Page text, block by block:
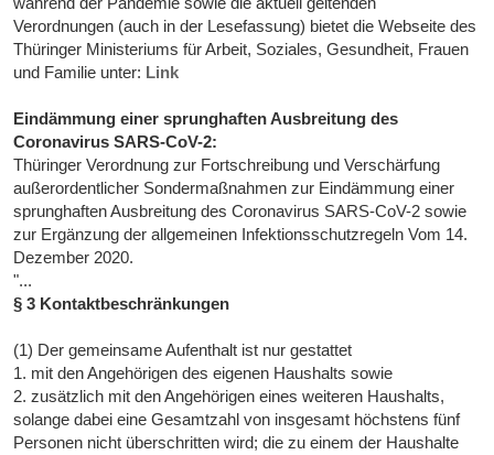
Verordnungen (auch in der Lesefassung) bietet die Webseite des
Thüringer Ministeriums für Arbeit, Soziales, Gesundheit, Frauen
und Familie unter: Link
Eindämmung einer sprunghaften Ausbreitung des
Coronavirus SARS-CoV-2:
Thüringer Verordnung zur Fortschreibung und Verschärfung
außerordentlicher Sondermaßnahmen zur Eindämmung einer
sprunghaften Ausbreitung des Coronavirus SARS-CoV-2 sowie
zur Ergänzung der allgemeinen Infektionsschutzregeln Vom 14.
Dezember 2020.
"...
§ 3 Kontaktbeschränkungen
(1) Der gemeinsame Aufenthalt ist nur gestattet
1. mit den Angehörigen des eigenen Haushalts sowie
2. zusätzlich mit den Angehörigen eines weiteren Haushalts,
solange dabei eine Gesamtzahl von insgesamt höchstens fünf
Personen nicht überschritten wird; die zu einem der Haushalte